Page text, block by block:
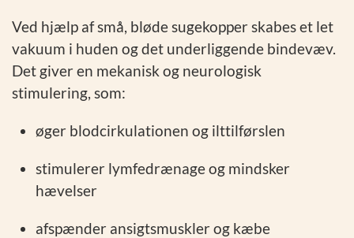
Ved hjælp af små, bløde sugekopper skabes et let
vakuum i huden og det underliggende bindevæv.
Det giver en mekanisk og neurologisk
stimulering, som:
øger blodcirkulationen og ilttilførslen
stimulerer lymfedrænage og mindsker
hævelser
afspænder ansigtsmuskler og kæbe